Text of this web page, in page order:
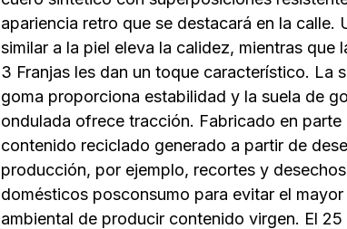
apariencia retro que se destacará en la calle.
similar a la piel eleva la calidez, mientras que
3 Franjas les dan un toque característico. La
goma proporciona estabilidad y la suela de
ondulada ofrece tracción. Fabricado en parte
contenido reciclado generado a partir de
producción, por ejemplo, recortes y desechos
domésticos posconsumo para evitar el
ambiental de producir contenido virgen. El